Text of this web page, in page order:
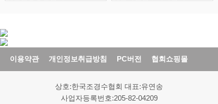
이용약관 개인정보취급방침 PC버전 협회쇼핑몰
상호:한국조경수협회 대표:유연송
사업자등록번호:205-82-04209